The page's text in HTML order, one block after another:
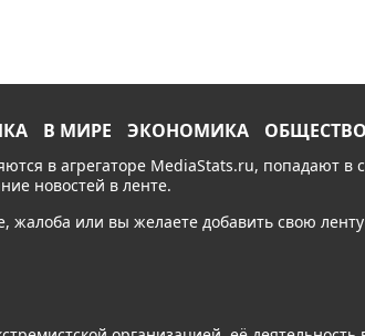
В МИРЕ ЭКОНОМИКА ОБЩЕСТВО
в агрегаторе MediaStats.ru, попадают
новостей в ленте.
жалоба или вы желаете добавить свою